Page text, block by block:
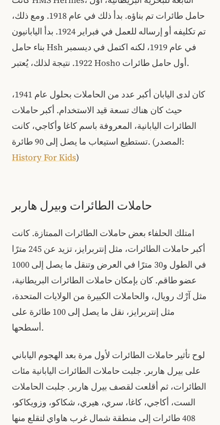
حامل طائرات تم بناؤه. بدأ ذلك في عام 1918. ومع ذلك،
تم تكليفه أو إرساله للعمل في فبراير 1924. بدأ اليابانيون
بناء حامل Hsh في عام 1919، لكنه اكتمل في ديسمبر
1922. نتيجة لذلك، يُعتبر Hosho أول حامل طائرات.
كان لدى اليابان أكبر عدد من الحاملات بحلول عام 1941،
حيث كان هناك تسعة قيد الاستخدام. أكبر حاملات
الطائرات اليابانية، المعروفة باسم كاغا وأكاجي، كانت
تستطيع استيعاب ما يصل إلى 90 طائرة. (المصدر:
History For Kids)
حاملات الطائرات وبيرل هاربر
امتلك الحلفاء بعض حاملات الطائرات الممتازة. كانت
أكبر حاملات الطائرات، مثل إنتربرايز، تزيد عن 245 مترًا
في الطول و30 مترًا في العرض وتنقل ما يصل إلى 1000
عضو طاقم. كان بإمكان حاملات الطائرات البريطانية،
مثل آرْك رويال، والحاملات الكبيرة من الولايات المتحدة،
مثل إنتربرايز، نقل ما يصل إلى 100 طائرة على
أسطحها.
لوح تأثير حاملات الطائرات لأول مرة بعد الهجوم الياباني
على بيرل هاربر. جلبت حاملات الطائرات اليابانية مئات
الطائرات، ثم أقلعت لقصف بيرل هاربر. جلبت الحاملات
الست، أكاجي، كاغا، سري، هيري، شكاكو، وزويكاكو،
408 طائرات إلى منطقة شمال غرب هاواي لتقلع منها